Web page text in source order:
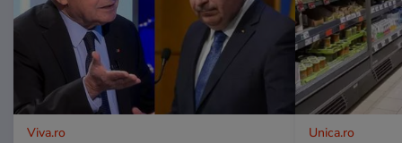
Viva.ro Unica.ro